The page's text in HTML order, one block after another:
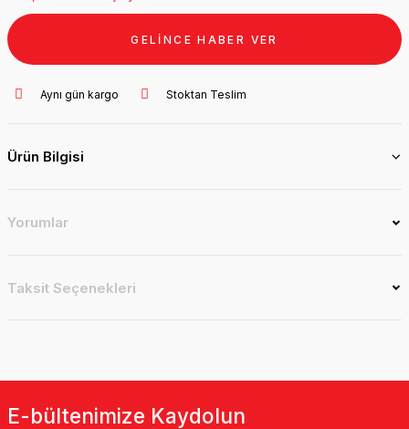
GELİNCE HABER VER
Aynı gün kargo Stoktan Teslim
Ürün Bilgisi
Yorumlar
Taksit Seçenekleri
E-bültenimize Kaydolun